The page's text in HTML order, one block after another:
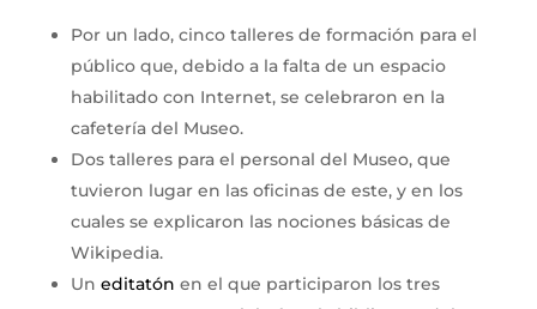
Por un lado, cinco talleres de formación para el
público que, debido a la falta de un espacio
habilitado con Internet, se celebraron en la
cafetería del Museo.
Dos talleres para el personal del Museo, que
tuvieron lugar en las oficinas de este, y en los
cuales se explicaron las nociones básicas de
Wikipedia.
Un editatón en el que participaron los tres